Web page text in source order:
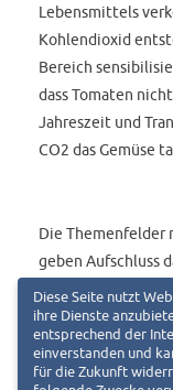
Lebensmittels
Kohlendioxid
Bereich
dass Tomaten
Jahreszeit und
CO2 das Gemüse
Die Themenfelder
geben Aufschluss
hinzuschauen.
sich auch in den
tun lässt, und dass
auf den Tisch
Diese Seite nutzt
ihre Dienste
entsprechend der
einverstanden und
für die Zukunft